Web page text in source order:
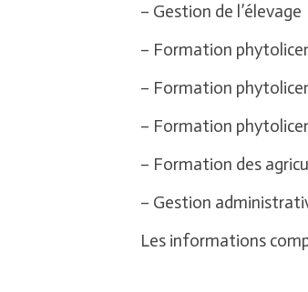
– Gestion de l’élevage
– Formation
– Formation
– Formation
– Formation des
– Gestion
Les informations